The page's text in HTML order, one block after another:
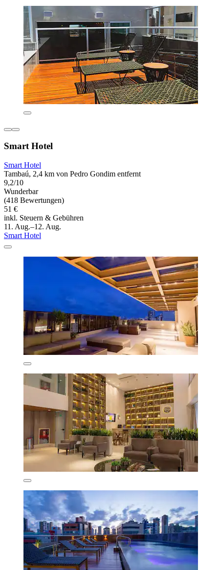
Smart Hotel
Smart Hotel
Tambaú, 2,4 km von Pedro Gondim entfernt
9,2/10
Wunderbar
(418 Bewertungen)
51 €
inkl. Steuern & Gebühren
11. Aug.–12. Aug.
Smart Hotel